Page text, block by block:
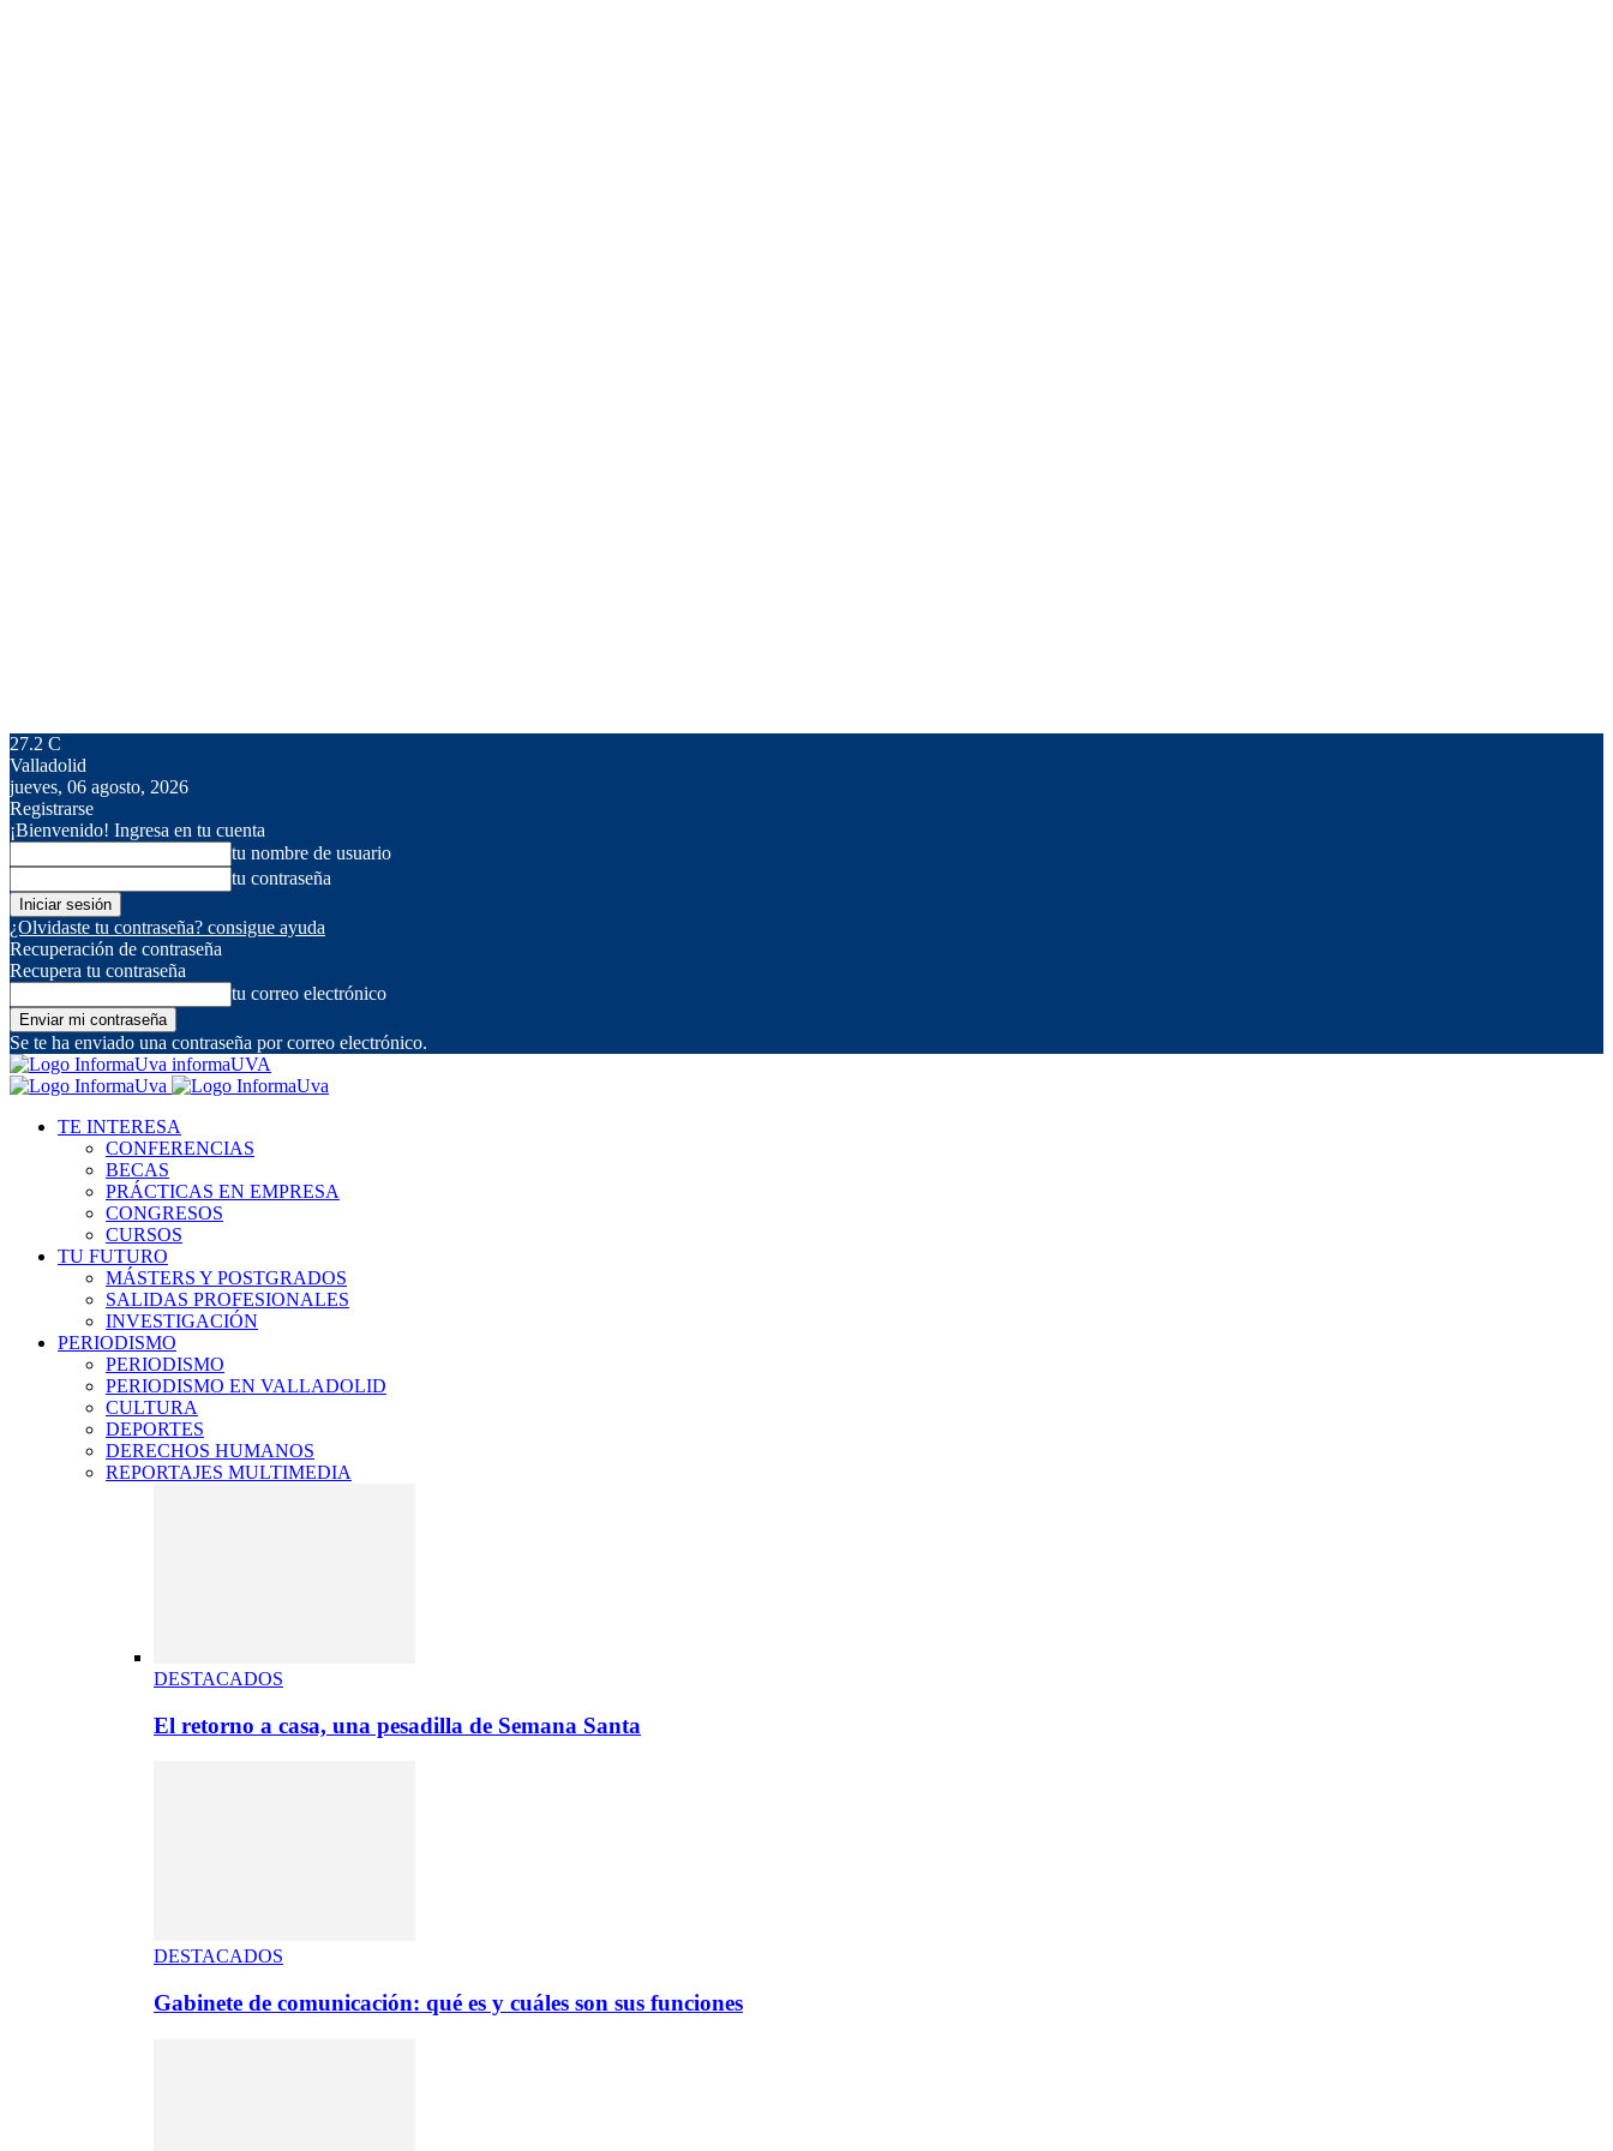
27.2 C
Valladolid
jueves, 06 agosto, 2026
Registrarse
¡Bienvenido! Ingresa en tu cuenta
tu nombre de usuario
tu contraseña
¿Olvidaste tu contraseña? consigue ayuda
Recuperación de contraseña
Recupera tu contraseña
tu correo electrónico
Se te ha enviado una contraseña por correo electrónico.
informaUVA
TE INTERESA
CONFERENCIAS
BECAS
PRÁCTICAS EN EMPRESA
CONGRESOS
CURSOS
TU FUTURO
MÁSTERS Y POSTGRADOS
SALIDAS PROFESIONALES
INVESTIGACIÓN
PERIODISMO
PERIODISMO
PERIODISMO EN VALLADOLID
CULTURA
DEPORTES
DERECHOS HUMANOS
REPORTAJES MULTIMEDIA
DESTACADOS
El retorno a casa, una pesadilla de Semana Santa
DESTACADOS
Gabinete de comunicación: qué es y cuáles son sus funciones